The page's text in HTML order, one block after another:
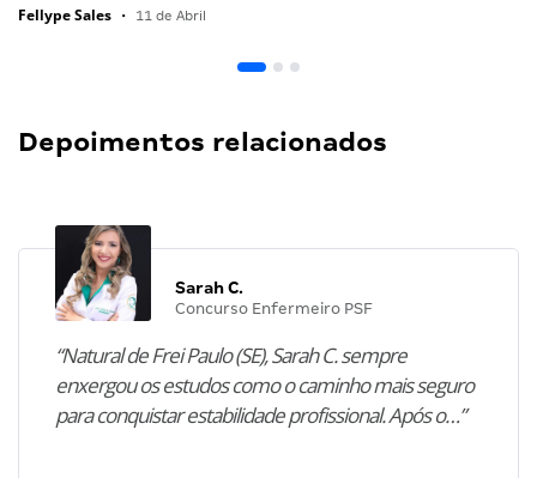
Fellype Sales • 11 de Abril
Depoimentos relacionados
Sarah C.
Concurso Enfermeiro PSF
“Natural de Frei Paulo (SE), Sarah C. sempre
enxergou os estudos como o caminho mais seguro
para conquistar estabilidade profissional. Após o…”